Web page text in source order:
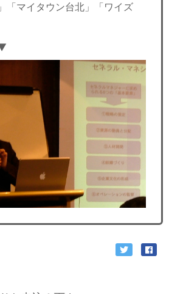
「マイタウン台北」「ワイズ